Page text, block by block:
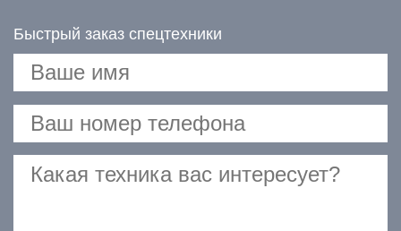
Быстрый заказ спецтехники